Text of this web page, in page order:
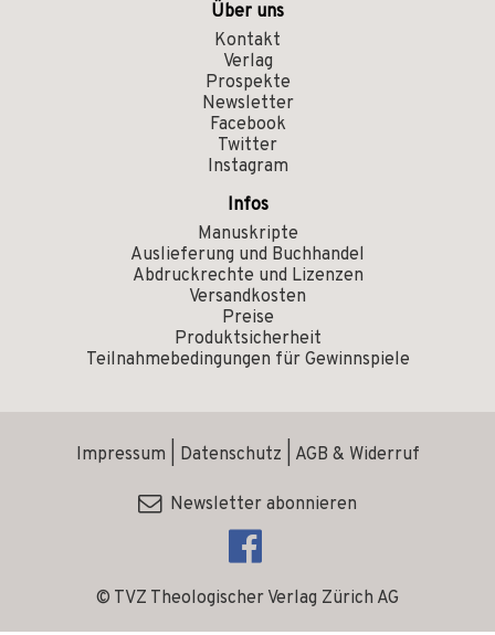
Über uns
Kontakt
Verlag
Prospekte
Newsletter
Facebook
Twitter
Instagram
Infos
Manuskripte
Auslieferung und Buchhandel
Abdruckrechte und Lizenzen
Versandkosten
Preise
Produktsicherheit
Teilnahmebedingungen für Gewinnspiele
© TVZ Theologischer Verlag Zürich AG
Impressum Datenschutz AGB & Widerruf
Newsletter abonnieren